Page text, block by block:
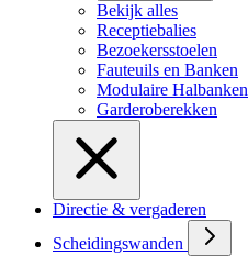
Bekijk alles
Receptiebalies
Bezoekersstoelen
Fauteuils en Banken
Modulaire Halbanken
Garderoberekken
Directie & vergaderen
Scheidingswanden